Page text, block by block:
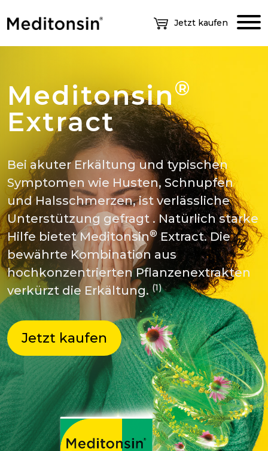
Jetzt kaufen
Meditonsin®
Extract
Bei akuter Erkältung und typischen
Symptomen wie Husten, Schnupfen
und Halsschmerzen, ist verlässliche
Unterstützung gefragt . Natürlich starke
Hilfe bietet Meditonsin® Extract. Die
bewährte Kombination aus
hochkonzentrierten Pflanzenextrakten
verkürzt die Erkältung.(1)
Jetzt kaufen